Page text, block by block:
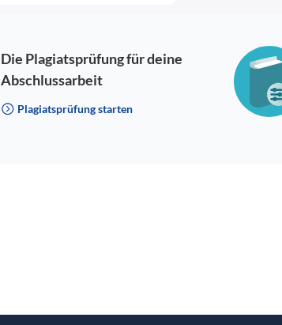
Die Plagiatsprüfung für deine
Abschlussarbeit
Plagiatsprüfung starten